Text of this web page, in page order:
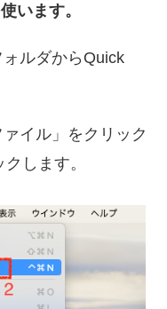
います。
ルダからQuick
イル」をクリック
します。